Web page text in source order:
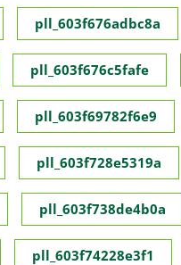
pll_603f676adbc8a
pll_603f676c5fafe
pll_603f69782f6e9
pll_603f728e5319a
pll_603f738de4b0a
pll_603f74228e3f1